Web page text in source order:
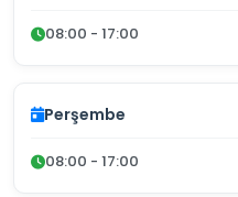
08:00 - 17:00
Perşembe
08:00 - 17:00